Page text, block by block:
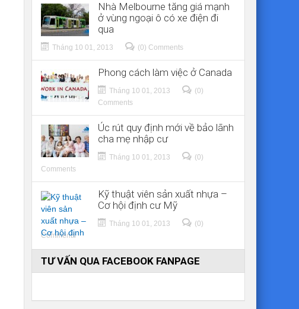
Nhà Melbourne tăng giá mạnh
ở vùng ngoại ô có xe điện đi
qua
Tháng 10 01, 2013 (0) Comments
Phong cách làm việc ở Canada
Tháng 10 01, 2013
(0)
Comments
Úc rút quy định mới về bảo lãnh
cha mẹ nhập cư
Tháng 10 01, 2013
(0)
Comments
Kỹ thuật viên sản xuất nhựa –
Cơ hội định cư Mỹ
Tháng 10 01, 2013
(0)
Comments
TƯ VẤN QUA FACEBOOK FANPAGE